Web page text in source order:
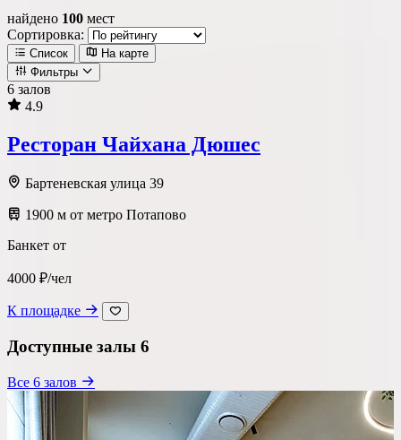
найдено 100 мест
Сортировка:
Список
На карте
Фильтры
Локация
Метро Район Округ
Тип площадки
Лофт
Веранда / Шатер
Вместимость
6 залов
4.9
Ресторан Чайхана Дюшес
Бартеневская улица 39
1900 м от метро Потапово
Банкет от
4000 ₽/чел
К площадке
Доступные залы 6
Все 6 залов